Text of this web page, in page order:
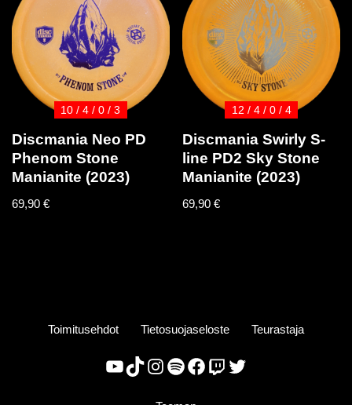
10 / 4 / 0 / 3
Discmania Neo PD
Phenom Stone
Manianite (2023)
69,90 €
12 / 4 / 0 / 4
Discmania Swirly S-
line PD2 Sky Stone
Manianite (2023)
69,90€
Toimitusehdot Tietosuojaseloste Teurastaja